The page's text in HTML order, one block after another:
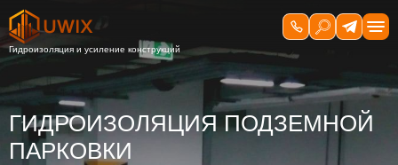
ГИДРОИЗОЛЯЦИЯ ПОДЗЕМНОЙ
ПАРКОВКИ